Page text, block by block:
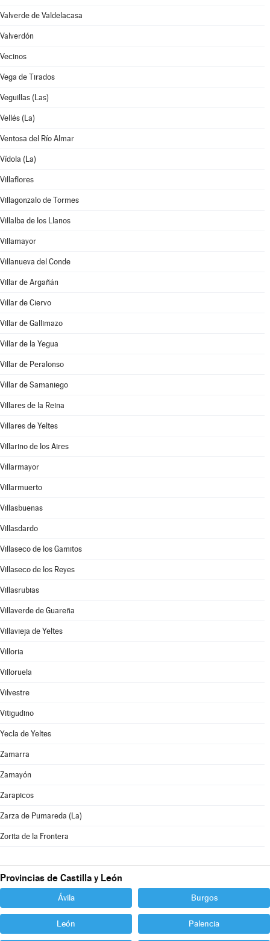
Valverde de Valdelacasa
Valverdón
Vecinos
Vega de Tirados
Veguillas (Las)
Vellés (La)
Ventosa del Río Almar
Vídola (La)
Villaflores
Villagonzalo de Tormes
Villalba de los Llanos
Villamayor
Villanueva del Conde
Villar de Argañán
Villar de Ciervo
Villar de Gallimazo
Villar de la Yegua
Villar de Peralonso
Villar de Samaniego
Villares de la Reina
Villares de Yeltes
Villarino de los Aires
Villarmayor
Villarmuerto
Villasbuenas
Villasdardo
Villaseco de los Gamitos
Villaseco de los Reyes
Villasrubias
Villaverde de Guareña
Villavieja de Yeltes
Villoria
Villoruela
Vilvestre
Vitigudino
Yecla de Yeltes
Zamarra
Zamayón
Zarapicos
Zarza de Pumareda (La)
Zorita de la Frontera
Provincias de Castilla y León
Ávila Burgos
León Palencia